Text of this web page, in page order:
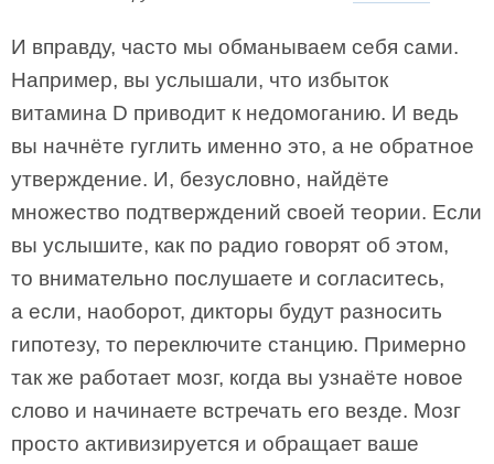
И вправду, часто мы обманываем себя сами.
Например, вы услышали, что избыток
витамина D приводит к недомоганию. И ведь
вы начнёте гуглить именно это, а не обратное
утверждение. И, безусловно, найдёте
множество подтверждений своей теории. Если
вы услышите, как по радио говорят об этом,
то внимательно послушаете и согласитесь,
а если, наоборот, дикторы будут разносить
гипотезу, то переключите станцию. Примерно
так же работает мозг, когда вы узнаёте новое
слово и начинаете встречать его везде. Мозг
просто активизируется и обращает ваше